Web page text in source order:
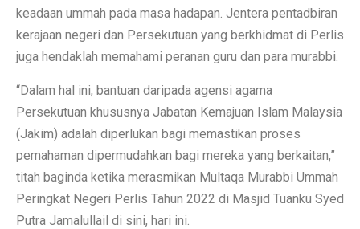
keadaan ummah pada masa hadapan. Jentera pentadbiran
kerajaan negeri dan Persekutuan yang berkhidmat di Perlis
juga hendaklah memahami peranan guru dan para murabbi.
“Dalam hal ini, bantuan daripada agensi agama
Persekutuan khususnya Jabatan Kemajuan Islam Malaysia
(Jakim) adalah diperlukan bagi memastikan proses
pemahaman dipermudahkan bagi mereka yang berkaitan,”
titah baginda ketika merasmikan Multaqa Murabbi Ummah
Peringkat Negeri Perlis Tahun 2022 di Masjid Tuanku Syed
Putra Jamalullail di sini, hari ini.